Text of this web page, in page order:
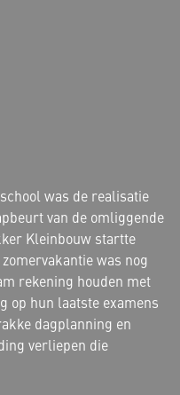
was de realisatie
van de omliggende
Kleinbouw startte
was nog
rekening houden met
op hun laatste examens
dagplanning en
verliepen die